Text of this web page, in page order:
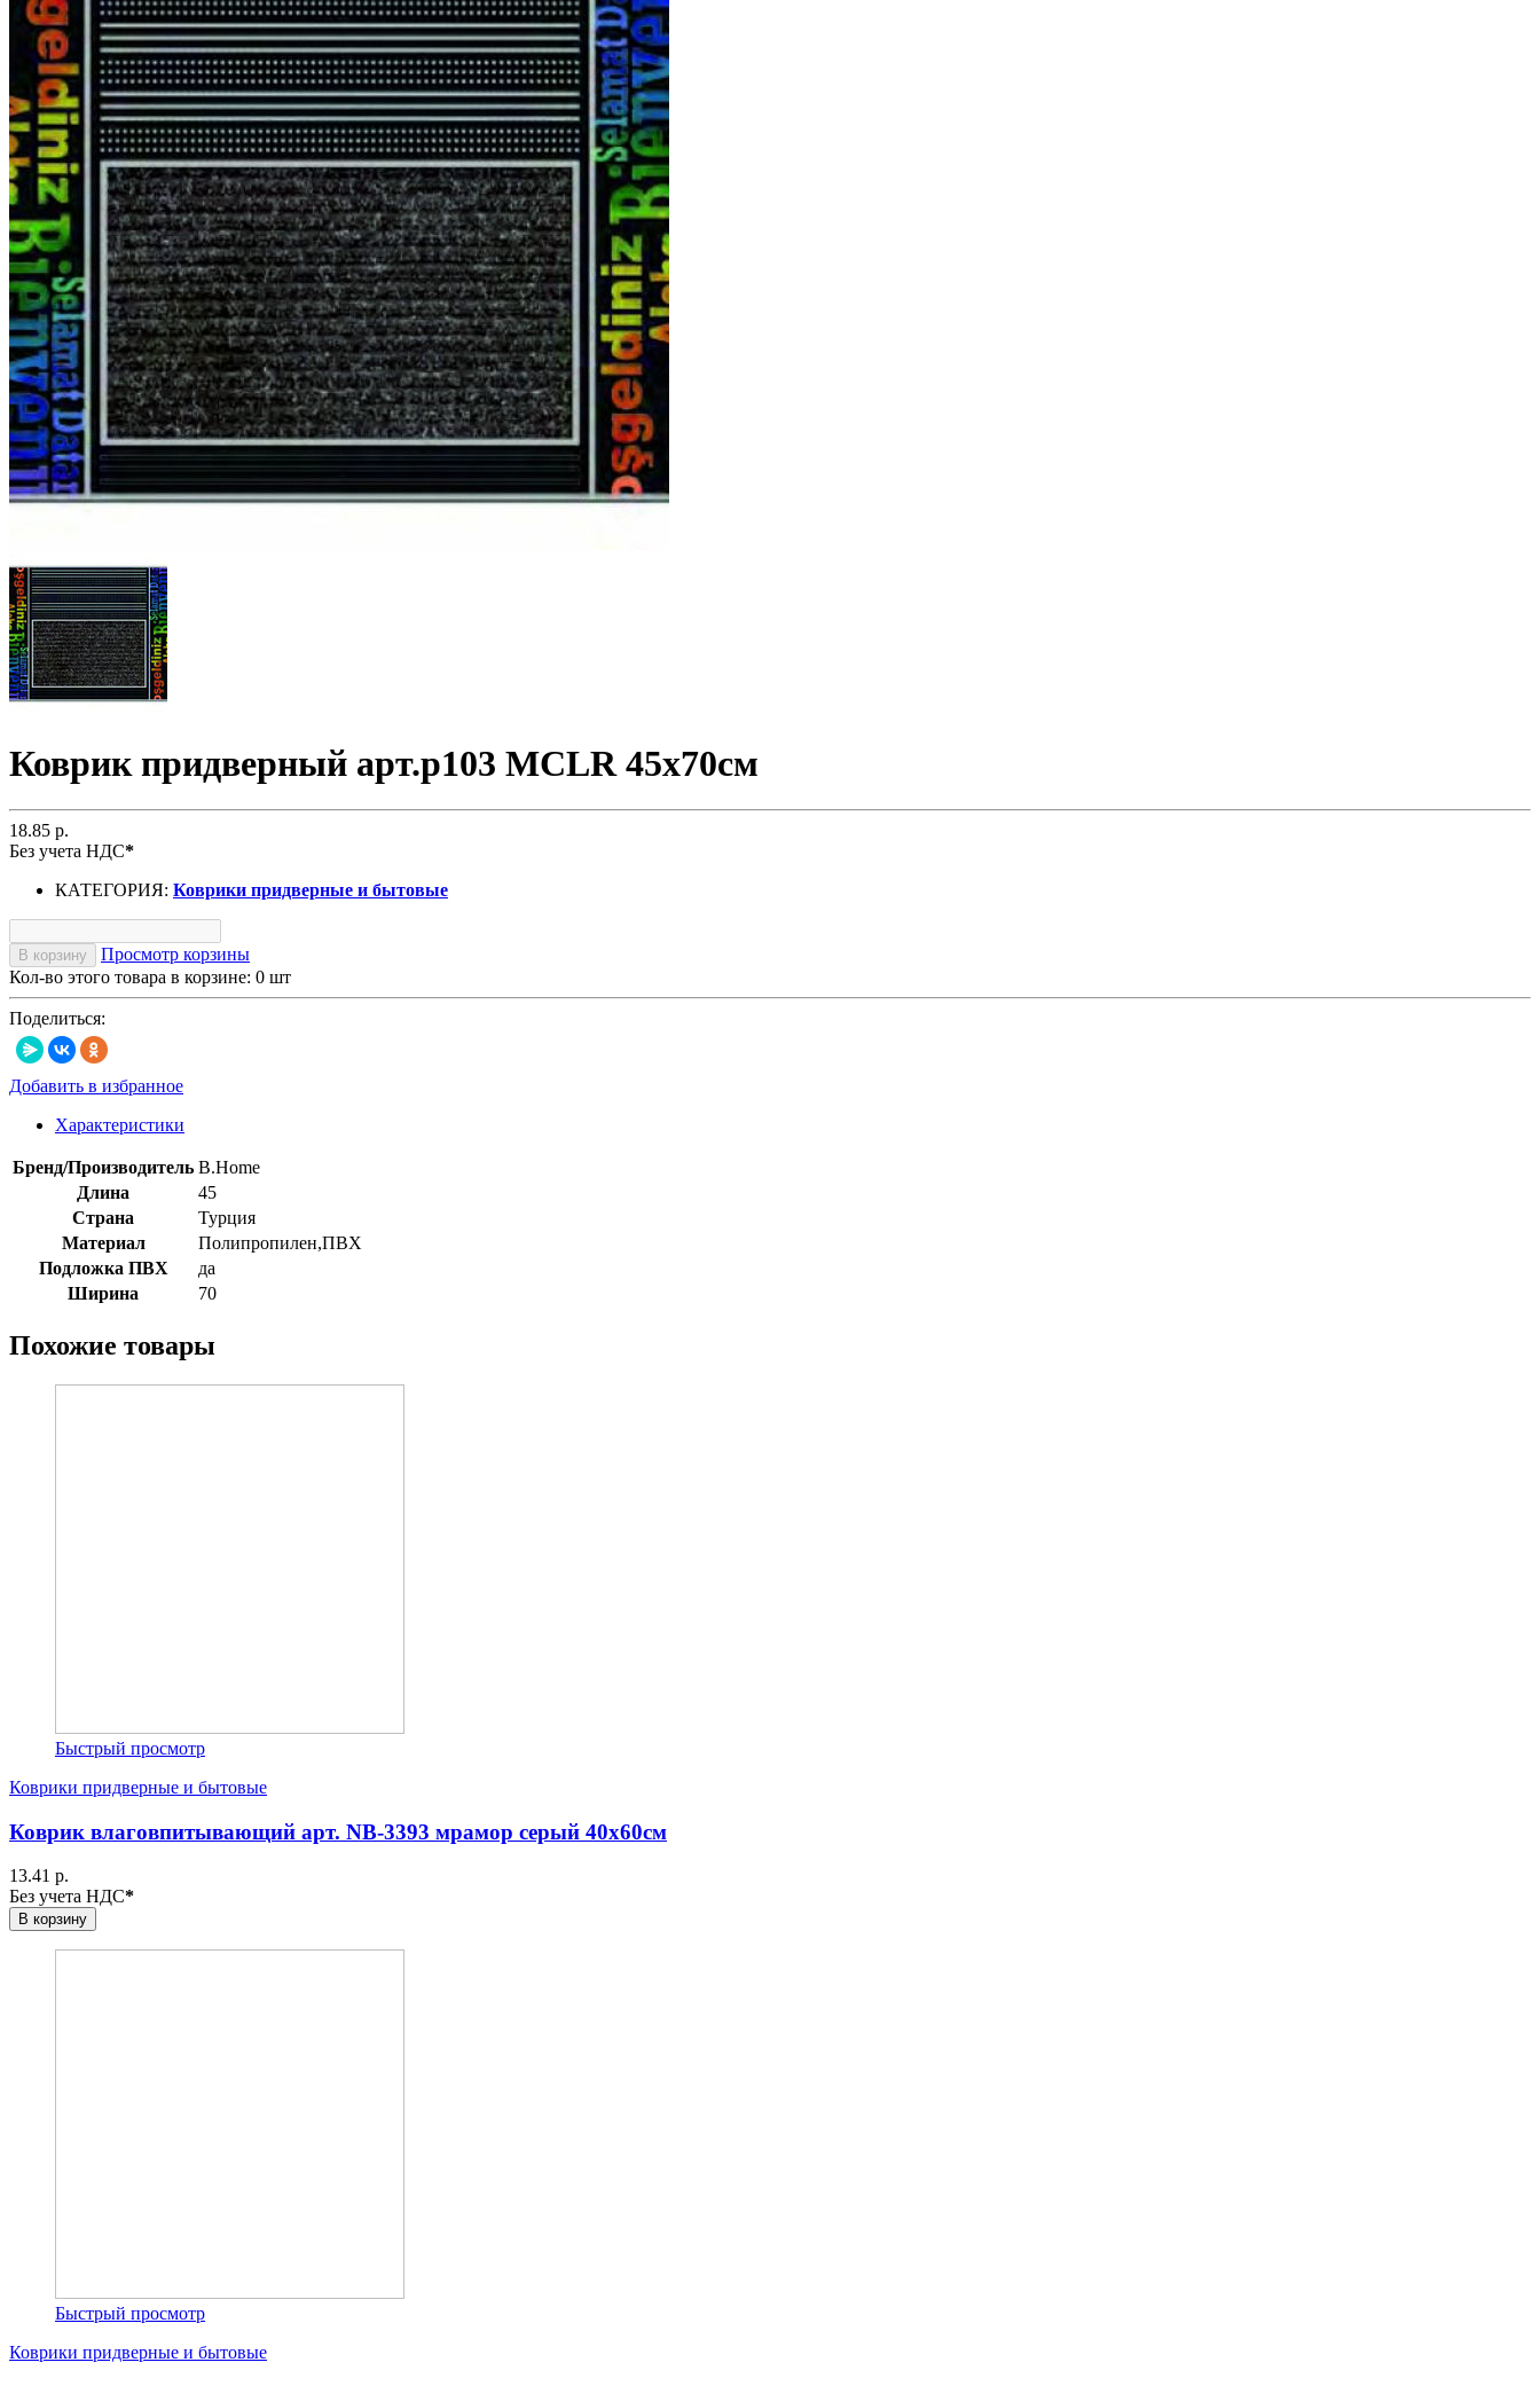
Коврик придверный арт.р103 MCLR 45х70см
18.85 р.
Без учета НДС*
КАТЕГОРИЯ: Коврики придверные и бытовые
В корзину
Просмотр корзины
Кол-во этого товара в корзине: 0 шт
Поделиться:
Добавить в избранное
Характеристики
Бренд/Производитель B.Home
Длина
45
Страна
Турция
Материал
Полипропилен,ПВХ
Подложка ПВХ
да
Ширина
70
Похожие товары
Быстрый просмотр
Коврики придверные и бытовые
Коврик влаговпитывающий арт. NB-3393 мрамор серый 40х60см
13.41 р.
Без учета НДС*
В корзину
Быстрый просмотр
Коврики придверные и бытовые